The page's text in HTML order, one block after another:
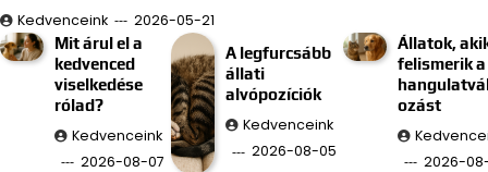
Kedvenceink
2026-05-21
Mit árul el a
kedvenced
viselkedése
rólad?
Kedvenceink
2026-08-07
A legfurcsább
állati
alvópozíciók
Kedvenceink
2026-08-05
Állatok,
felismerik a
ozást
2026-